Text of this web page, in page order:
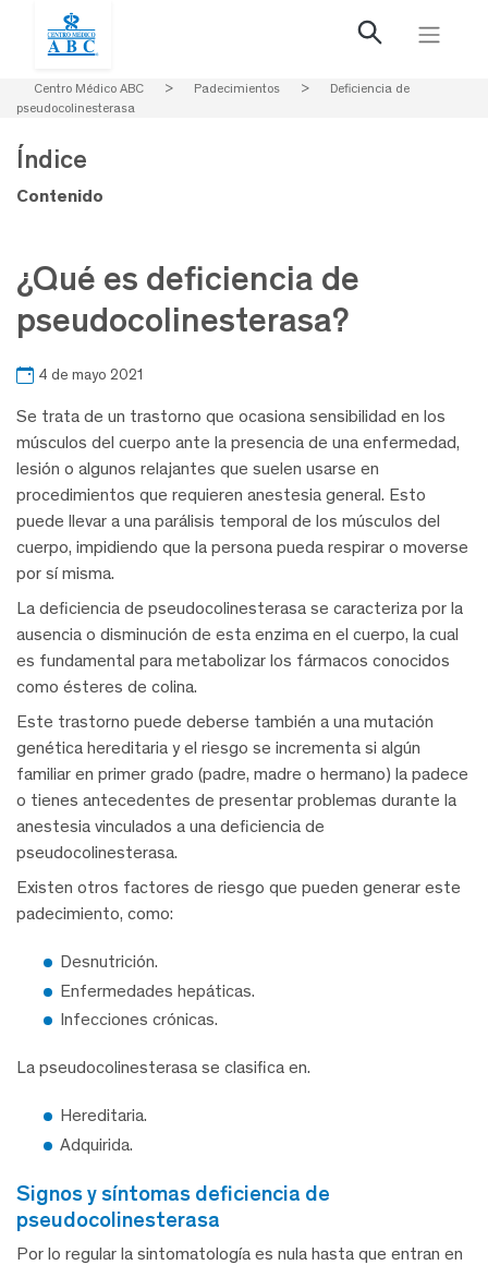
Centro Médico ABC > Padecimientos >
Deficiencia de
pseudocolinesterasa
¿Qué es deficiencia de
pseudocolinesterasa?
4 de mayo 2021
Se trata de un trastorno que ocasiona sensibilidad en los
músculos del cuerpo ante la presencia de una enfermedad,
lesión o algunos relajantes que suelen usarse en
procedimientos que requieren anestesia general. Esto
puede llevar a una parálisis temporal de los músculos del
cuerpo, impidiendo que la persona pueda respirar o moverse
por sí misma.
La deficiencia de pseudocolinesterasa se caracteriza por la
ausencia o disminución de esta enzima en el cuerpo, la cual
es fundamental para metabolizar los fármacos conocidos
como ésteres de colina.
Este trastorno puede deberse también a una mutación
genética hereditaria y el riesgo se incrementa si algún
familiar en primer grado (padre, madre o hermano) la padece
o tienes antecedentes de presentar problemas durante la
anestesia vinculados a una deficiencia de
pseudocolinesterasa.
Existen otros factores de riesgo que pueden generar este
padecimiento, como:
Desnutrición.
Enfermedades hepáticas.
Infecciones crónicas.
La pseudocolinesterasa se clasifica en.
Hereditaria.
Adquirida.
signos y síntomas deficiencia de
pseudocolinesterasa
Por lo regular la sintomatología es nula hasta que entran en
Índice
Contenido